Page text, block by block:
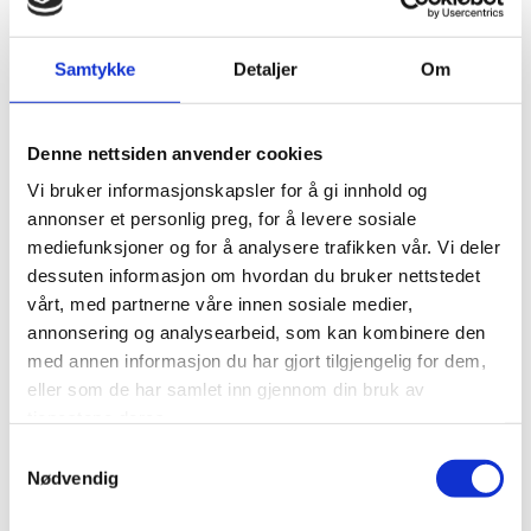
Samtykke Detaljer Om
Denne nettsiden anvender cookies
Vi bruker informasjonskapsler for å gi innhold og
annonser et personlig preg, for å levere sosiale
mediefunksjoner og for å analysere trafikken vår. Vi deler
dessuten informasjon om hvordan du bruker nettstedet
vårt, med partnerne våre innen sosiale medier,
annonsering og analysearbeid, som kan kombinere den
med annen informasjon du har gjort tilgjengelig for dem,
eller som de har samlet inn gjennom din bruk av
Nødvendig
ombygging.
Henvendelser om innsyn, retting og/eller sletting vil
besvares fortløpende.
Du har rett til å be om at vi begrenser bruken av dine
personopplysninger.
Dataportabilitet
Du har rett til å be om at dine personopplysninger overføres
til deg eller til en annen virksomhet.
Innsigelse
Du har rett til å be om at vi ikke benytter dine opplysninger